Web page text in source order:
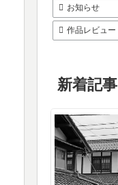
お知らせ
作品レビュー
新着記事